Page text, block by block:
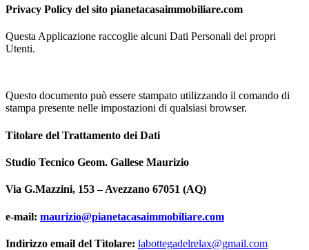
Privacy Policy del sito pianetacasaimmobiliare.com
Questa Applicazione raccoglie alcuni Dati Personali dei propri
Utenti.
Questo documento può essere stampato utilizzando il comando di
stampa presente nelle impostazioni di qualsiasi browser.
Titolare del Trattamento dei Dati
Studio Tecnico Geom. Gallese Maurizio
Via G.Mazzini, 153 – Avezzano 67051 (AQ)
e-mail: maurizio@pianetacasaimmobiliare.com
Indirizzo email del Titolare: labottegadelrelax@gmail.com